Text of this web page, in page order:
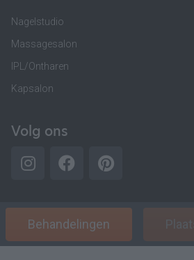
Nagelstudio
Massagesalon
IPL/Ontharen
Kapsalon
Volg ons
Behandelingen